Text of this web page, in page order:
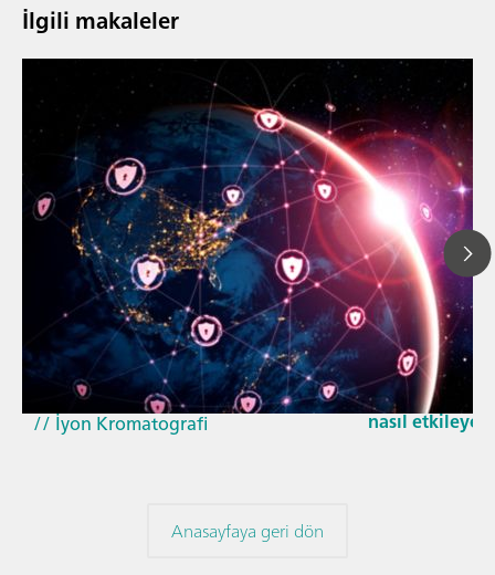
İlgili makaleler
29 Nis 2026
Güncellenen
Cyber
nasıl
// Makale
// Yakın kızıl ötesi spektroskopisi
(NIRS)
// İyon Kromatografi
Anasayfaya geri dön